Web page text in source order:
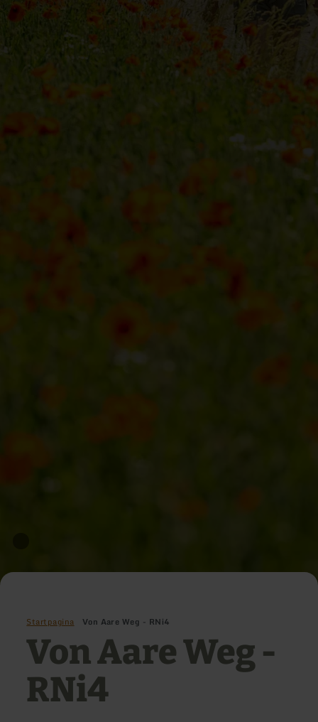
Startpagina Von Aare Weg - RNi4
Von Aare Weg -
RNi4